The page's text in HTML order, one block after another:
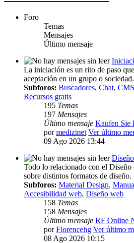
Foro
Temas
Mensajes
Último mensaje
La iniciación es un rito de paso
aceptación en un grupo o sociedad.
Subforos: Buscadores, Chat, CMS
Recursos gratis
195 Temas
197 Mensajes
Último mensaje Kaufen Sie
pormedizinet Ver último
09 Ago 2026 13:44
Diseño
Todo lo relacionado con el
sobre distintos formatos de diseño.
Subforos: Material Design,
Accesibilidad web, Diseño web
158 Temas
158 Mensajes
Último mensaje RF Online
porFlorencehg Ver último
08 Ago 2026 10:15